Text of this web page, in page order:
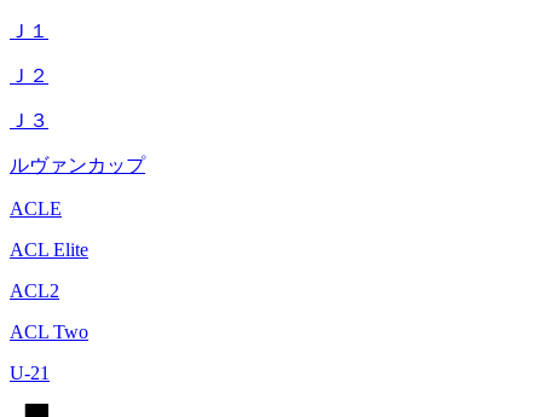
Ｊ１
Ｊ２
Ｊ３
ルヴァンカップ
ACLE
ACL Elite
ACL2
ACL Two
U-21